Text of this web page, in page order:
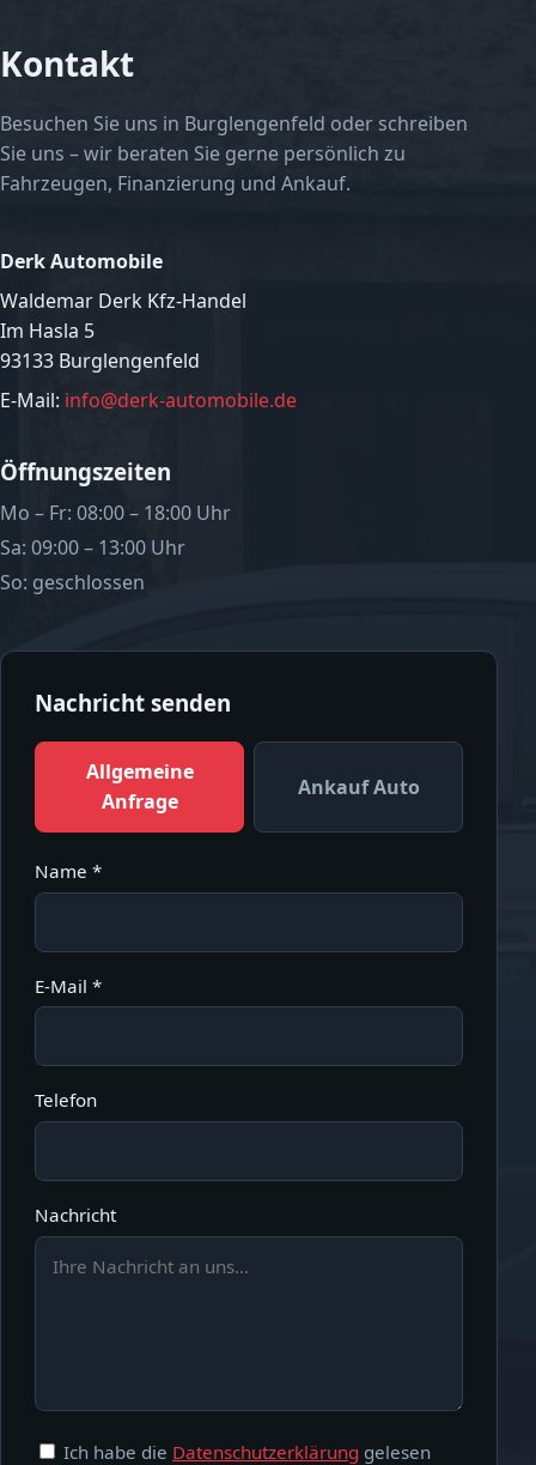
Kontakt
Besuchen Sie uns in Burglengenfeld oder schreiben
Sie uns – wir beraten Sie gerne persönlich zu
Fahrzeugen, Finanzierung und Ankauf.
Derk Automobile
Waldemar Derk Kfz-Handel
Im Hasla 5
93133 Burglengenfeld
E-Mail: info@derk-automobile.de
Öffnungszeiten
Mo – Fr: 08:00 – 18:00 Uhr
Sa: 09:00 – 13:00 Uhr
So: geschlossen
Nachricht senden
Allgemeine
Anfrage
Ankauf Auto
Name *
E-Mail *
Telefon
Nachricht
Ich habe die Datenschutzerklärung gelesen